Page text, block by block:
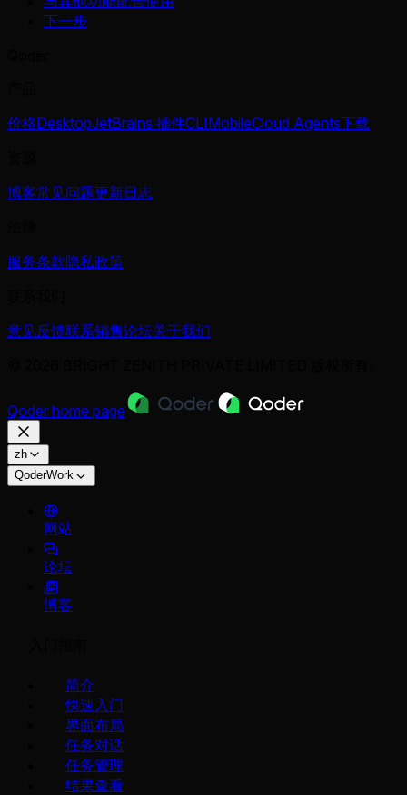
下一步
价格DesktopJetBrains 插件CLIMobileCloud Agents下载
博客常见问题更新日志
服务条款隐私政策
意见反馈联系销售论坛关于我们
Qoder home page
zh
QoderWork
网站
论坛
博客
简介
快速入门
界面布局
任务对话
任务管理
结果查看